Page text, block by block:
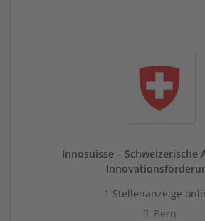
Innosuisse – Schweizerische
1 Stellenanzeige
Bern